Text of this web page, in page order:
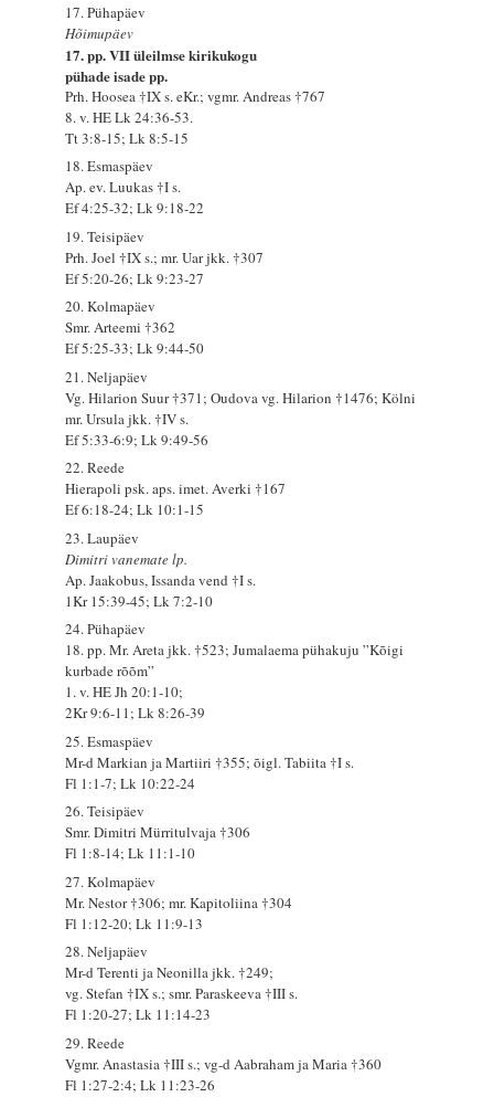
17. Pühapäev
Hõimupäev
17. pp. VII üleilmse kirikukogu
pühade isade pp.
Prh. Hoosea †IX s. eKr.; vgmr. Andreas †767
8. v. HE Lk 24:36-53.
Tt 3:8-15; Lk 8:5-15
18. Esmaspäev
Ap. ev. Luukas †I s.
Ef 4:25-32; Lk 9:18-22
19. Teisipäev
Prh. Joel †IX s.; mr. Uar jkk. †307
Ef 5:20-26; Lk 9:23-27
20. Kolmapäev
Smr. Arteemi †362
Ef 5:25-33; Lk 9:44-50
21. Neljapäev
Vg. Hilarion Suur †371; Oudova vg. Hilarion †1476; Kölni
mr. Ursula jkk. †IV s.
Ef 5:33-6:9; Lk 9:49-56
22. Reede
Hierapoli psk. aps. imet. Averki †167
Ef 6:18-24; Lk 10:1-15
23. Laupäev
Dimitri vanemate lp.
Ap. Jaakobus, Issanda vend †I s.
1Kr 15:39-45; Lk 7:2-10
24. Pühapäev
18. pp. Mr. Areta jkk. †523; Jumalaema pühakuju ”Kõigi
kurbade rõõm”
1. v. HE Jh 20:1-10;
2Kr 9:6-11; Lk 8:26-39
25. Esmaspäev
Mr-d Markian ja Martiiri †355; õigl. Tabiita †I s.
Fl 1:1-7; Lk 10:22-24
26. Teisipäev
Smr. Dimitri Mürritulvaja †306
Fl 1:8-14; Lk 11:1-10
27. Kolmapäev
Mr. Nestor †306; mr. Kapitoliina †304
Fl 1:12-20; Lk 11:9-13
28. Neljapäev
Mr-d Terenti ja Neonilla jkk. †249;
vg. Stefan †IX s.; smr. Paraskeeva †III s.
Fl 1:20-27; Lk 11:14-23
29. Reede
Vgmr. Anastasia †III s.; vg-d Aabraham ja Maria †360
Fl 1:27-2:4; Lk 11:23-26